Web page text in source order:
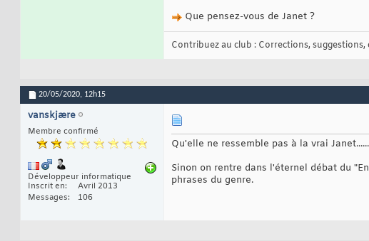
Que pensez-vous de Janet ?
Contribuez au club : Corrections, suggestions,
20/05/2020, 12h15
vanskjære
Membre confirmé
Développeur informatique
Inscrit en
Avril 2013
Messages
106
Qu'elle ne ressemble pas à la vrai
Sinon on rentre dans l'éternel débat du
phrases du genre.